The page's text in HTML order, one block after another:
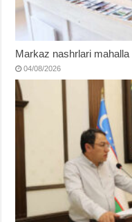
Markaz nashrlari mahalla
04/08/2026